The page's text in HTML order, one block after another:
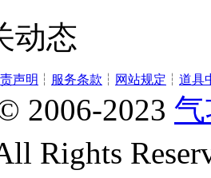
动态
声明 ┆ 服务条款 ┆ 网站规定 ┆ 道具
2006-2023
Rights